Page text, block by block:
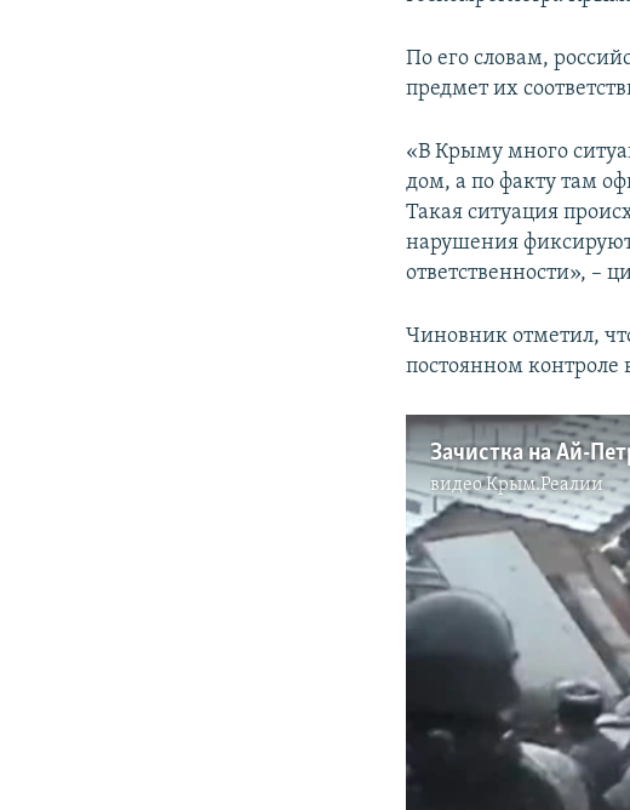
По его словам,
предмет их
«В Крыму много
дом, а по факту там
Такая ситуация
нарушения
ответственности», –
Чиновник отметил,
постоянном контроле
видеоКрым.Реалии